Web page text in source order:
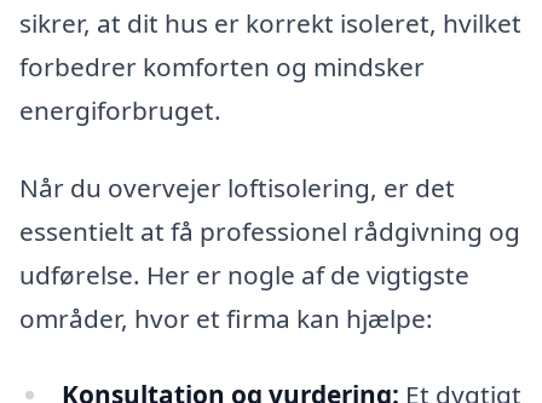
sikrer, at dit hus er korrekt isoleret, hvilket
forbedrer komforten og mindsker
energiforbruget.
Når du overvejer loftisolering, er det
essentielt at få professionel rådgivning og
udførelse. Her er nogle af de vigtigste
områder, hvor et firma kan hjælpe:
Konsultation og vurdering: Et dygtigt